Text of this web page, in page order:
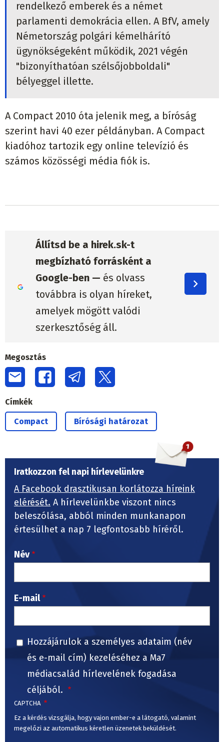
rendelkező emberek és a német
parlamenti demokrácia ellen. A BfV, amely
Németország polgári kémelhárító
ügynökségeként működik, 2021 végén
"bizonyíthatóan szélsőjobboldali"
bélyeggel illette.
A Compact 2010 óta jelenik meg, a bíróság
szerint havi 40 ezer példányban. A Compact
kiadóhoz tartozik egy online televízió és
számos közösségi média fiók is.
Állítsd be a hirek.sk-t
megbízható forrásként a
Google-ben — és olvass
továbbra is olyan híreket,
amelyek mögött valódi
szerkesztőség áll.
Megosztás
Címkék
Compact Bírósági határozat
Iratkozzon fel napi hírlevelünkre
A Facebook drasztikusan korlátozza híreink
elérését. A hírlevelünkbe viszont nincs
beleszólása, abból minden munkanapon
értesülhet a nap 7 legfontosabb híréről.
Név
E-mail
Hozzájárulok a személyes adataim (név
és e-mail cím) kezeléséhez a Ma7
médiacsalád hírlevelének fogadása
céljából.
CAPTCHA
Ez a kérdés vizsgálja, hogy vajon ember-e a látogató, valamint
megelőzi az automatikus kéretlen üzenetek beküldését.